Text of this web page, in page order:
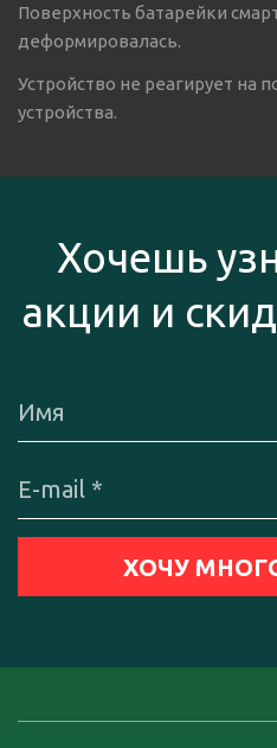
Поверхность батарейки
деформировалась.
Устройство не реагирует на
устройства.
Хочешь
акции и